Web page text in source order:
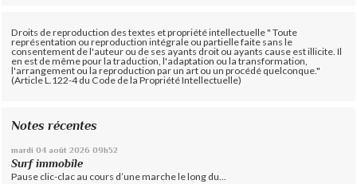
Droits de reproduction des textes et propriété intellectuelle " Toute
représentation ou reproduction intégrale ou partielle faite sans le
consentement de l'auteur ou de ses ayants droit ou ayants cause est illicite. Il
en est de même pour la traduction, l'adaptation ou la transformation,
l'arrangement ou la reproduction par un art ou un procédé quelconque."
(Article L.122-4 du Code de la Propriété Intellectuelle)
Notes récentes
mardi 04 août 2026 09h52
Surf immobile
Pause clic-clac au cours d’une marche le long du...